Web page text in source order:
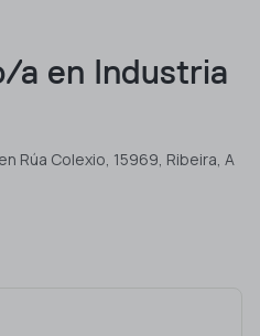
a en Industria
Rúa Colexio, 15969, Ribeira, A